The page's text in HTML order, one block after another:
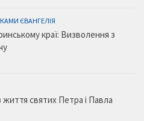
ЄВАНГЕЛІЯ
краї: Визволення з
життя святих Петра і Павла